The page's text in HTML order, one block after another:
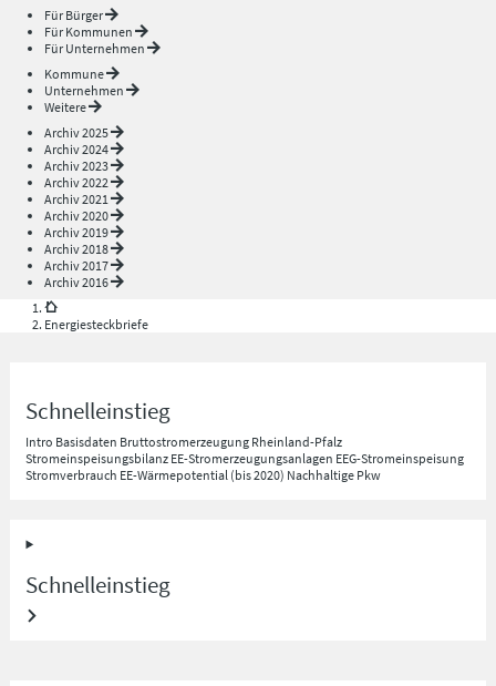
Für Bürger
Für Kommunen
Für Unternehmen
Kommune
Unternehmen
Weitere
Archiv 2025
Archiv 2024
Archiv 2023
Archiv 2022
Archiv 2021
Archiv 2020
Archiv 2019
Archiv 2018
Archiv 2017
Archiv 2016
Energiesteckbriefe
Schnelleinstieg
Intro Basisdaten Bruttostromerzeugung Rheinland-Pfalz
Stromeinspeisungsbilanz EE-Stromerzeugungsanlagen EEG-Stromeinspeisung
Stromverbrauch EE-Wärmepotential (bis 2020) Nachhaltige Pkw
Schnelleinstieg